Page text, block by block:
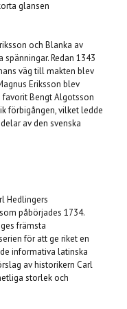
glansen
och Blanka av
Redan 1343
väg till makten blev
Eriksson blev
favorit Bengt Algotsson
förbigången, vilket ledde
av den svenska
Hedlingers
påbörjades 1734.
främsta
för att ge riket en
informativa latinska
av historikern Carl
storlek och